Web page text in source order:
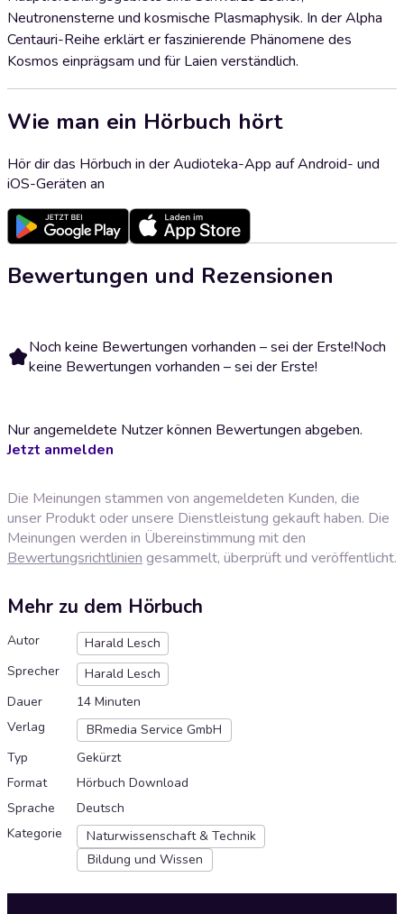
Neutronensterne und kosmische Plasmaphysik. In der Alpha
Centauri-Reihe erklärt er faszinierende Phänomene des
Kosmos einprägsam und für Laien verständlich.
Wie man ein Hörbuch hört
Hör dir das Hörbuch in der Audioteka-App auf Android- und
iOS-Geräten an
Bewertungen und Rezensionen
Noch keine Bewertungen vorhanden – sei der Erste!Noch
keine Bewertungen vorhanden – sei der Erste!
Nur angemeldete Nutzer können Bewertungen abgeben.
Jetzt anmelden
Die Meinungen stammen von angemeldeten Kunden, die
unser Produkt oder unsere Dienstleistung gekauft haben. Die
Meinungen werden in Übereinstimmung mit den
Bewertungsrichtlinien gesammelt, überprüft und veröffentlicht.
Mehr zu dem Hörbuch
Autor
Harald Lesch
Sprecher
Harald Lesch
Dauer
14 Minuten
Verlag
BRmedia Service GmbH
Typ
Gekürzt
Format
Hörbuch Download
Sprache
Deutsch
Kategorie
Naturwissenschaft & Technik
Bildung und Wissen